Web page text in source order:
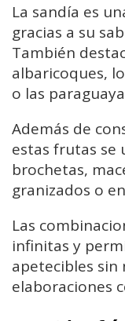
La sandía es
gracias a su
También
albaricoques,
o las
Además de
estas frutas se
brochetas,
granizados o
Las
infinitas y
apetecibles sin
elaboraciones